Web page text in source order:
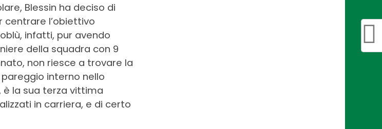
Blessin ha deciso di
centrare l’obiettivo
infatti, pur avendo
della squadra con 9
non riesce a trovare la
interno nello
è la sua terza vittima
in carriera, e di certo